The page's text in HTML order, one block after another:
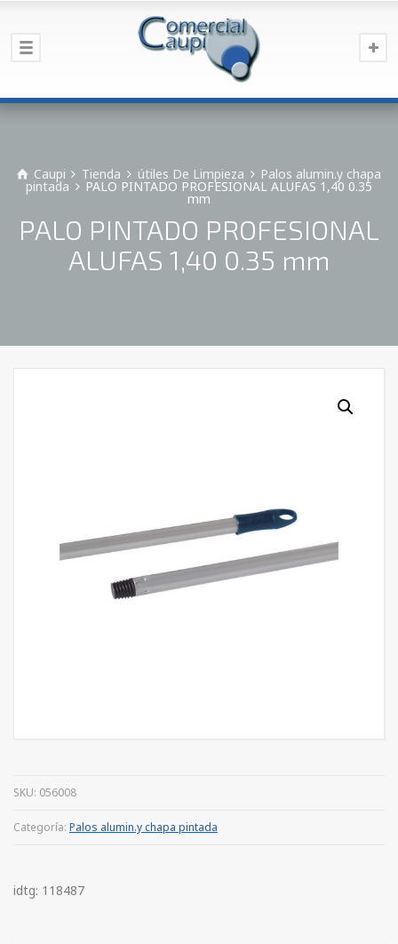
Caupi Tienda útiles De Limpieza Palos alumin.y chapa
pintada PALO PINTADO PROFESIONAL ALUFAS 1,40 0.35
mm
PALO PINTADO PROFESIONAL
ALUFAS 1,40 0.35 mm
SKU: 056008
Categoría: Palos alumin.y chapa pintada
idtg: 118487